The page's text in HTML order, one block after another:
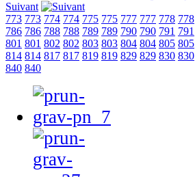
Suivant
773 773 774 774 775 775 777 777 778 778
786 786 788 788 789 789 790 790 791 791
801 801 802 802 803 803 804 804 805 805
814 814 817 817 819 819 829 829 830 830
840 840